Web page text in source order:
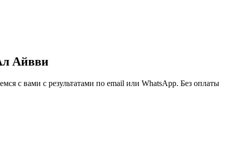
Айвви
с вами с результатами по email или WhatsApp. Без оплаты